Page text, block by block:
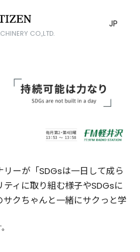
CO.,LTD.
JP
ーが「SDGsは一日して成ら
ィに取り組む様子やSDGsに
クちゃんと一緒にサクっと学